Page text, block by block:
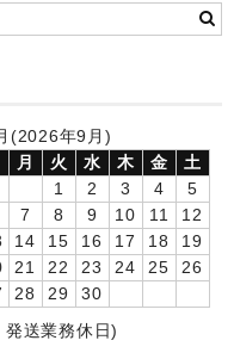
(2026年9月)
月 火 水 木 金
土
1
2 3 4
5
7 8 9 10 11
12
14 15 16 17 18
19
21 22 23 24 25
26
28 29
30
発送業務休日)